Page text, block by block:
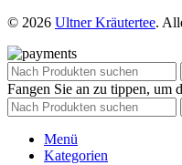
© 2026 Ultner Kräutertee.
Fangen Sie an zu tippen, um
Menü
Kategorien